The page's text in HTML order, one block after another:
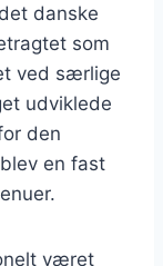
danske
som
ved særlige
udviklede
den
en fast
været